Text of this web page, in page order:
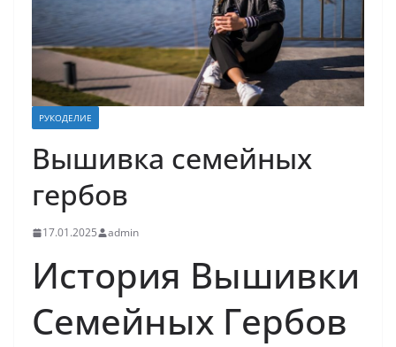
РУКОДЕЛИЕ
Вышивка семейных
гербов
17.01.2025 admin
История Вышивки
Семейных Гербов